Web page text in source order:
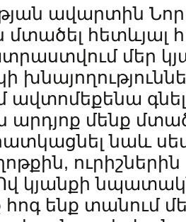
ավարտին
մտածել հետևյալ
մեր
ավտոմեքենա
արդյոք մենք
նաև
ուրիշներին
Ով կյանքի
հոգ ենք տանում